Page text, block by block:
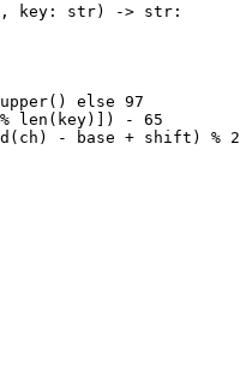
key: str) -> str:
else 97
len(key)]) - 65
- base + shift) %